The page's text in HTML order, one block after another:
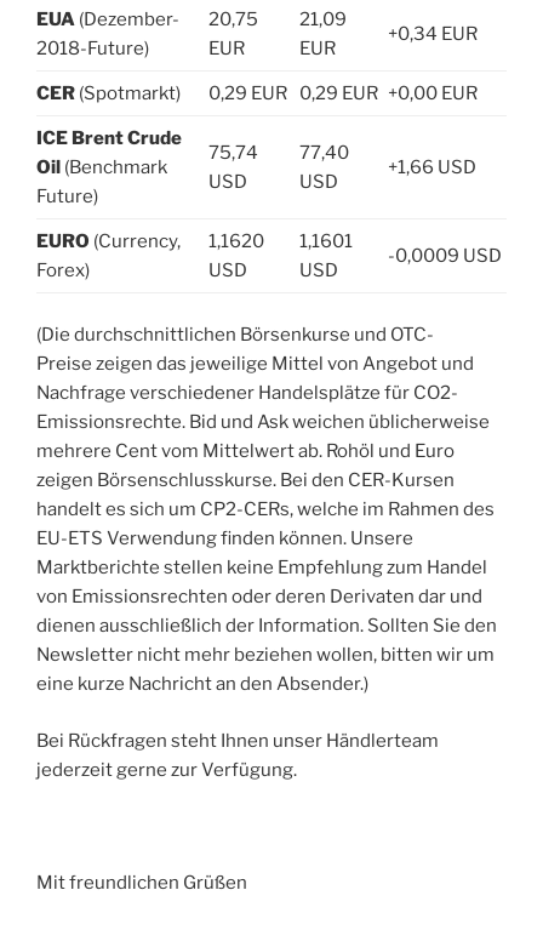
EUA (Dezember-
2018-Future)
20,75
EUR
21,09
EUR
+0,34 EUR
CER (Spotmarkt) 0,29 EUR 0,29 EUR +0,00 EUR
ICE Brent Crude
Oil (Benchmark
Future)
75,74
USD
77,40
USD
+1,66 USD
EURO (Currency,
Forex)
1,1620
USD
1,1601
USD
-0,0009 USD
(Die durchschnittlichen Börsenkurse und OTC-
Preise zeigen das jeweilige Mittel von Angebot und
Nachfrage verschiedener Handelsplätze für CO2-
Emissionsrechte. Bid und Ask weichen üblicherweise
mehrere Cent vom Mittelwert ab. Rohöl und Euro
zeigen Börsenschlusskurse. Bei den CER-Kursen
handelt es sich um CP2-CERs, welche im Rahmen des
EU-ETS Verwendung finden können. Unsere
Marktberichte stellen keine Empfehlung zum Handel
von Emissionsrechten oder deren Derivaten dar und
dienen ausschließlich der Information. Sollten Sie den
Newsletter nicht mehr beziehen wollen, bitten wir um
eine kurze Nachricht an den Absender.)
Bei Rückfragen steht Ihnen unser Händlerteam
jederzeit gerne zur Verfügung.
Mit freundlichen Grüßen